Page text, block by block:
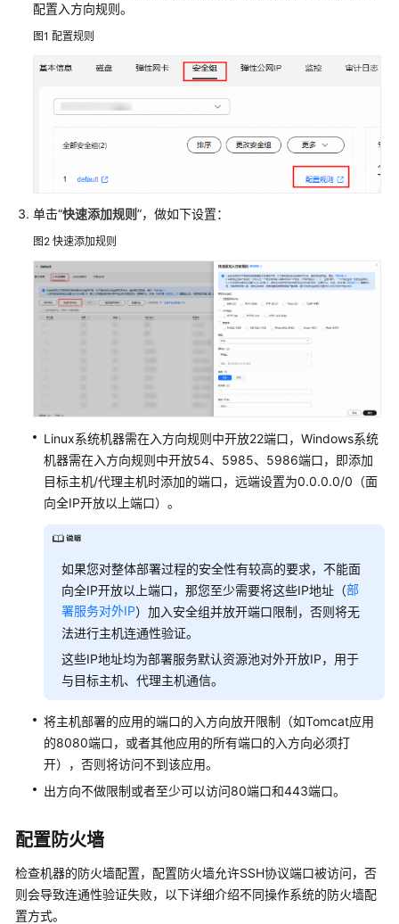
Deploy
使
流
权
用
CodeArts
Deploy
首
页
配
置
CodeArts
Deploy
群
新
建
主
群
向
主
配置入方向规则。
图1 配置规则
单击“快速添加规则”，做如下设置：
图2 快速添加规则
Linux系统机器需在入方向规则中开放22端口，Windows系统
机器需在入方向规则中开放54、5985、5986端口，即添加
目标主机/代理主机时添加的端口，远端设置为0.0.0.0/0（面
向全IP开放以上端口）。
如果您对整体部署过程的安全性有较高的要求，不能面
向全IP开放以上端口，那您至少需要将这些IP地址（部
署服务对外IP）加入安全组并放开端口限制，否则将无
法进行主机连通性验证。
这些IP地址均为部署服务默认资源池对外开放IP，用于
与目标主机、代理主机通信。
将主机部署的应用的端口的入方向放开限制（如Tomcat应用
的8080端口，或者其他应用的所有端口的入方向必须打
开），否则将访问不到该应用。
出方向不做限制或者至少可以访问80端口和443端口。
配置防火墙
检查机器的防火墙配置，配置防火墙允许SSH协议端口被访问，否
则会导致连通性验证失败，以下详细介绍不同操作系统的防火墙配
置方式。